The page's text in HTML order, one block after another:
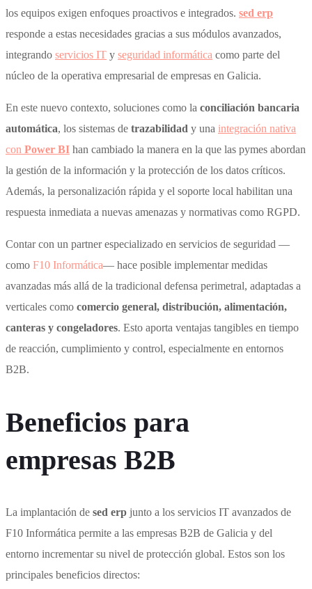
los equipos exigen enfoques proactivos e integrados. sed erp
responde a estas necesidades gracias a sus módulos avanzados,
integrando servicios IT y seguridad informática como parte del
núcleo de la operativa empresarial de empresas en Galicia.
En este nuevo contexto, soluciones como la conciliación bancaria
automática, los sistemas de trazabilidad y una integración nativa
con Power BI han cambiado la manera en la que las pymes abordan
la gestión de la información y la protección de los datos críticos.
Además, la personalización rápida y el soporte local habilitan una
respuesta inmediata a nuevas amenazas y normativas como RGPD.
Contar con un partner especializado en servicios de seguridad —
como F10 Informática— hace posible implementar medidas
avanzadas más allá de la tradicional defensa perimetral, adaptadas a
verticales como comercio general, distribución, alimentación,
canteras y congeladores. Esto aporta ventajas tangibles en tiempo
de reacción, cumplimiento y control, especialmente en entornos
B2B.
Beneficios para
empresas B2B
La implantación de sed erp junto a los servicios IT avanzados de
F10 Informática permite a las empresas B2B de Galicia y del
entorno incrementar su nivel de protección global. Estos son los
principales beneficios directos: